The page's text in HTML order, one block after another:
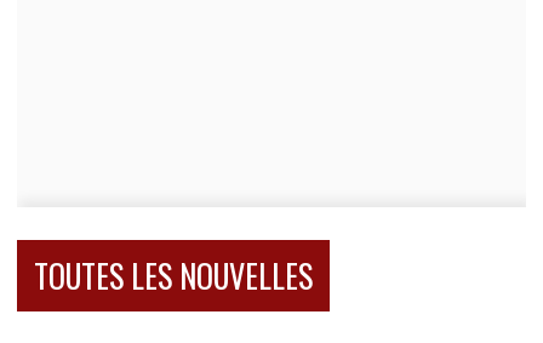
TOUTES LES NOUVELLES